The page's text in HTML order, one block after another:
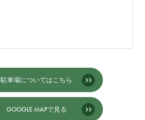
駐車場についてはこちら
GOOGLE MAPで見る